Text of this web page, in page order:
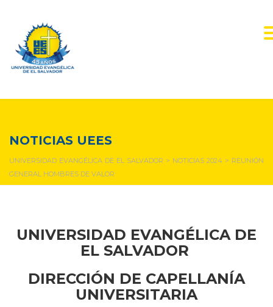
NOTICIAS UEES
UNIVERSIDAD EVANGÉLICA DE EL SALVADOR > NOTICIAS 2024 > REUNIÓN
GENERAL HOMBRES DE VALOR
UNIVERSIDAD EVANGÉLICA DE
EL SALVADOR
DIRECCIÓN DE CAPELLANÍA
UNIVERSITARIA